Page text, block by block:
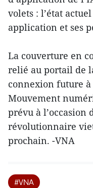
volets : l’état
application et ses
La couverture en
relié au portail de
connexion future à
Mouvement
prévu à l’occasion
révolutionnaire
prochain. -VNA
#VNA